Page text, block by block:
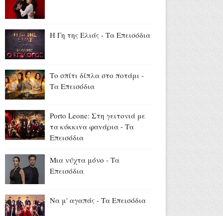
και ένας τραυματίας (video)
αποχαιρετά τον Θοδωρή
Κατσωνόπουλο
Η Γη της Ελιάς - Τα Επεισόδια
Το σπίτι δίπλα στο ποτάμι -
Τα Επεισόδια
Porto Leone: Στη γειτονιά με
τα κόκκιvα φαvάρια - Τα
Επεισόδια
Μια νύχτα μόνο - Τα
Επεισόδια
Να μ' αγαπάς - Τα Επεισόδια